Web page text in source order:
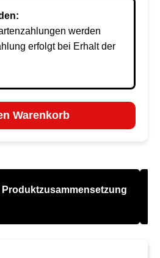
werden
erfolgt bei Erhalt der
Warenkorb
Produktzusammensetzung